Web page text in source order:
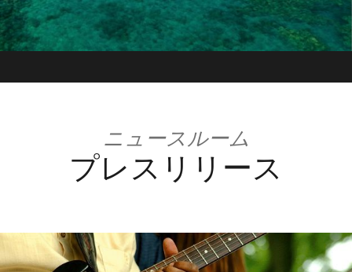
ニュースルーム
プレスリリース